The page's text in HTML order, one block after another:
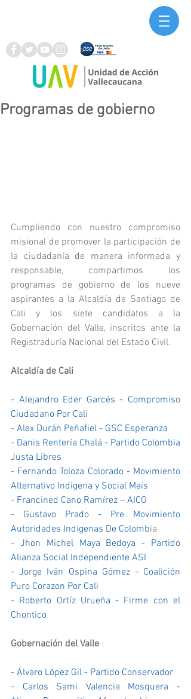
Programas de gobierno
Cumpliendo con nuestro compromiso
misional de promover la participación de
la ciudadanía de manera informada y
responsable, compartimos los
programas de gobierno de los nueve
aspirantes a la Alcaldía de Santiago de
Cali y los siete candidatos a la
Gobernación del Valle, inscritos ante la
Registraduría Nacional del Estado Civil.
Alcaldía de Cali
- Alejandro Eder Garcés - Compromiso
Ciudadano Por Cali
- Alex Durán Peñafiel - GSC Esperanza
- Danis Rentería Chalá - Partido Colombia
Justa Libres
- Fernando Toloza Colorado - Movimiento
Alternativo Indigena y Social Mais
- Francined Cano Ramírez – AICO
- Gustavo Prado - Pre Movimiento
Autoridades Indigenas De Colombia
- Jhon Michel Maya Bedoya - Partido
Alianza Social Independiente ASI
- Jorge Iván Ospina Gómez - Coalición
Puro Corazon Por Cali
- Roberto Ortíz Urueña - Firme con el
Chontico
Gobernación del Valle
- Álvaro López Gil - Partido Conservador
- Carlos Sami Valencia Mosquera -